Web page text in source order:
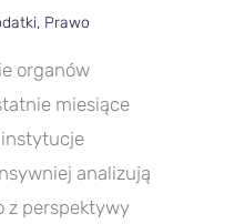
, Prawo
organów
miesiące
instytucje
analizują
z perspektywy